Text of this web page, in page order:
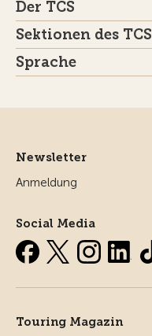
Der TCS
Sektionen des TCS
Sprache
Newsletter
Anmeldung
Social Media
Touring Magazin